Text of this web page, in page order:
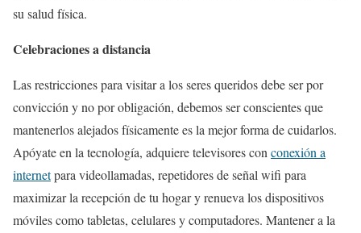
su salud física.
Celebraciones a distancia
Las restricciones para visitar a los seres queridos debe ser por
convicción y no por obligación, debemos ser conscientes que
mantenerlos alejados físicamente es la mejor forma de cuidarlos.
Apóyate en la tecnología, adquiere televisores con conexión a
internetpara videollamadas, repetidores de señal wifi para
maximizar la recepción de tu hogar y renueva los dispositivos
móviles como tabletas, celulares y computadores. Mantener a la